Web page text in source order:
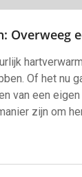
Overweeg
Of het nu
van een
zijn om